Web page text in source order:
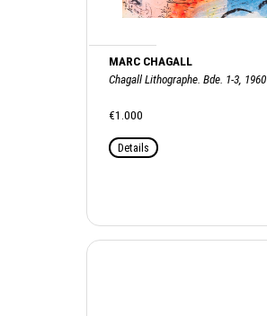
MARC CHAGALL
Chagall Lithographe. Bde. 1-3, 1960
€1.000
Details